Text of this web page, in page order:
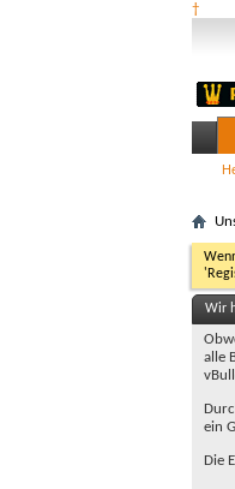
†
Wir
alle
ein
Die